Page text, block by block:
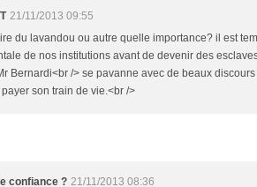
21/11/2013 09:55
du lavandou ou autre quelle importance? il est
de nos institutions avant de devenir des
Bernardi<br /> se pavanne avec de beaux
son train de vie.<br />
confiance ? 21/11/2013 08:36